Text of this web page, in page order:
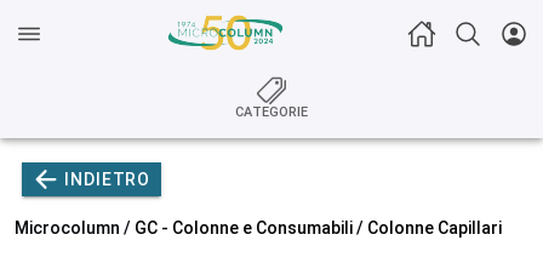
CATEGORIE
INDIETRO
Microcolumn / GC - Colonne e Consumabili/ Colonne Capillari